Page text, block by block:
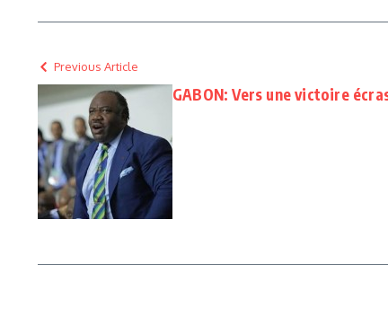
Previous Article
GABON: Vers une victoire